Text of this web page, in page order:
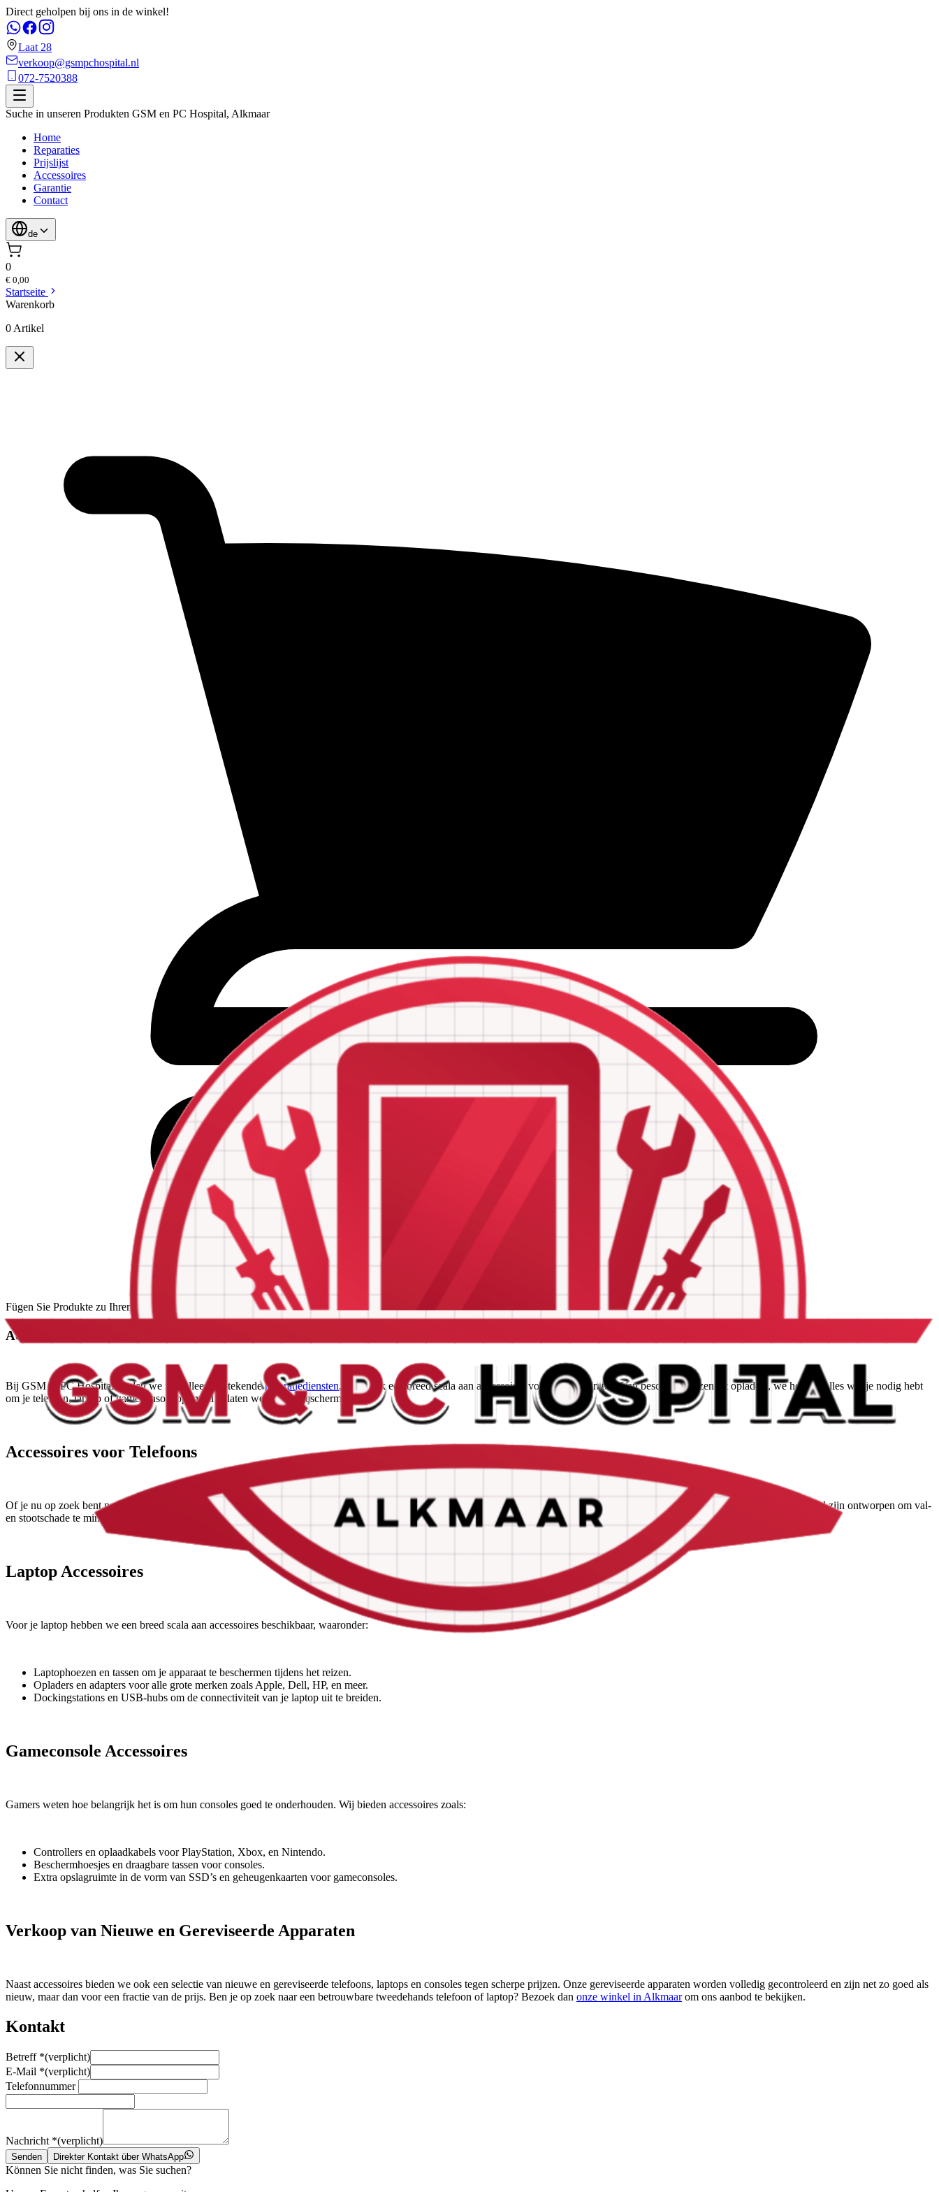
Direct geholpen bij ons in de winkel!
Laat 28
verkoop@gsmpchospital.nl
072-7520388
Suche in unseren Produkten GSM en PC Hospital, Alkmaar
Home
Reparaties
Prijslijst
Accessoires
Garantie
Contact
de
0
€ 0,00
Startseite
Warenkorb
0 Artikel
Fügen Sie Produkte zu Ihrem Warenkorb hinzu. Weiter einkaufen
Accessoires en Verkoop
Bij GSM & PC Hospital bieden we niet alleen uitstekendereparatiediensten, maar ook een breed scala aan accessoires voor al je apparaten. Van beschermhoezen tot opladers, we hebben alles wat je nodig hebt
om je telefoon, laptop of gameconsole optimaal te laten werken en beschermen.
Accessoires voor Telefoons
Of je nu op zoek bent naar een stevige beschermhoes, een screenprotector of een snelle oplader, wij hebben het allemaal. Bescherm je telefoon met onze duurzame accessoires die speciaal zijn ontworpen om val-
en stootschade te minimaliseren. Naast fysieke bescherming bieden we ook handige gadgets zoals draadloze opladers en Bluetooth-headsets.
Laptop Accessoires
Voor je laptop hebben we een breed scala aan accessoires beschikbaar, waaronder:
Laptophoezen en tassen om je apparaat te beschermen tijdens het reizen.
Opladers en adapters voor alle grote merken zoals Apple, Dell, HP, en meer.
Dockingstations en USB-hubs om de connectiviteit van je laptop uit te breiden.
Gameconsole Accessoires
Gamers weten hoe belangrijk het is om hun consoles goed te onderhouden. Wij bieden accessoires zoals:
Controllers en oplaadkabels voor PlayStation, Xbox, en Nintendo.
Beschermhoesjes en draagbare tassen voor consoles.
Extra opslagruimte in de vorm van SSD’s en geheugenkaarten voor gameconsoles.
Verkoop van Nieuwe en Gereviseerde Apparaten
Naast accessoires bieden we ook een selectie van nieuwe en gereviseerde telefoons, laptops en consoles tegen scherpe prijzen. Onze gereviseerde apparaten worden volledig gecontroleerd en zijn net zo goed als
nieuw, maar dan voor een fractie van de prijs. Ben je op zoek naar een betrouwbare tweedehands telefoon of laptop? Bezoek dan onze winkel in Alkmaarom ons aanbod te bekijken.
Kontakt
Betreff *(verplicht)
E-Mail *(verplicht)
Telefonnummer
Nachricht *(verplicht)
Senden Direkter Kontakt über WhatsApp
Können Sie nicht finden, was Sie suchen?